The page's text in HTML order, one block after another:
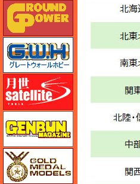
ガリレオ出版 グラン
グレートウォールホ
月世 サテライトツ
ゲンブンマガジン